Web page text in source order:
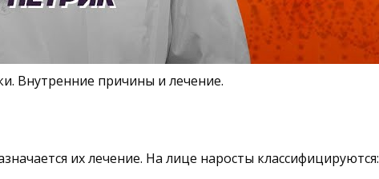
Внутренние причины и лечение.
их лечение. На лице наросты классифицируются: